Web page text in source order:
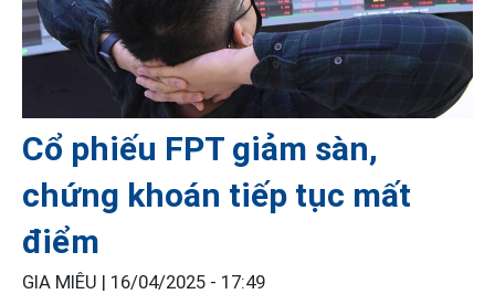
Cổ phiếu FPT giảm sàn,
chứng khoán tiếp tục mất
điểm
GIA MIÊU | 16/04/2025 - 17:49